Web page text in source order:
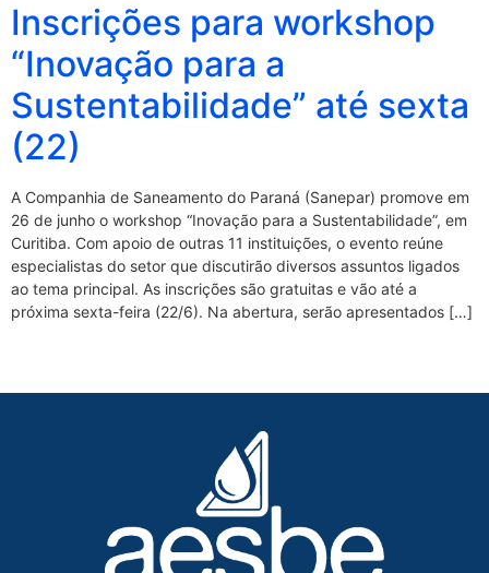
Inscrições para workshop
“Inovação para a
Sustentabilidade” até sexta
(22)
A Companhia de Saneamento do Paraná (Sanepar) promove em
26 de junho o workshop “Inovação para a Sustentabilidade”, em
Curitiba. Com apoio de outras 11 instituições, o evento reúne
especialistas do setor que discutirão diversos assuntos ligados
ao tema principal. As inscrições são gratuitas e vão até a
próxima sexta-feira (22/6). Na abertura, serão apresentados […]